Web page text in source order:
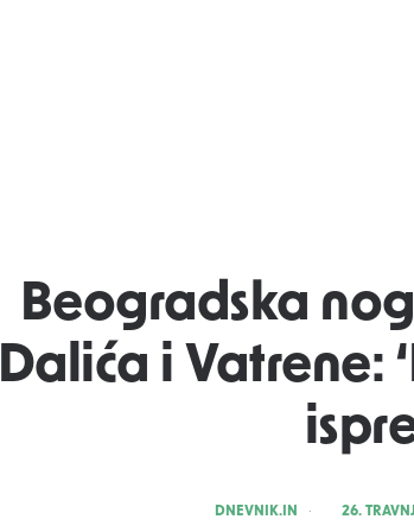
Beogradska
Dalića i Vatrene:
POSTED
DNEVNIK.IN 26.